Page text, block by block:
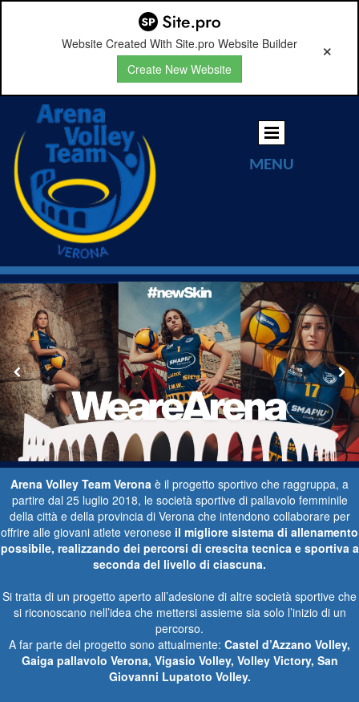
Website Created With Site.pro Website Builder
Create New Website
MENU
Arena Volley Team Verona è il progetto sportivo che raggruppa, a
partire dal 25 luglio 2018, le società sportive di pallavolo femminile
della città e della provincia di Verona che intendono collaborare per
offrire alle giovani atlete veronese il migliore sistema di allenamento
possibile, realizzando dei percorsi di crescita tecnica e sportiva a
seconda del livello di ciascuna.
Si tratta di un progetto aperto all’adesione di altre società sportive che
si riconoscano nell’idea che mettersi assieme sia solo l’inizio di un
percorso.
A far parte del progetto sono attualmente: Castel d’Azzano Volley,
Gaiga pallavolo Verona, Vigasio Volley, Volley Victory, San
Giovanni Lupatoto Volley.